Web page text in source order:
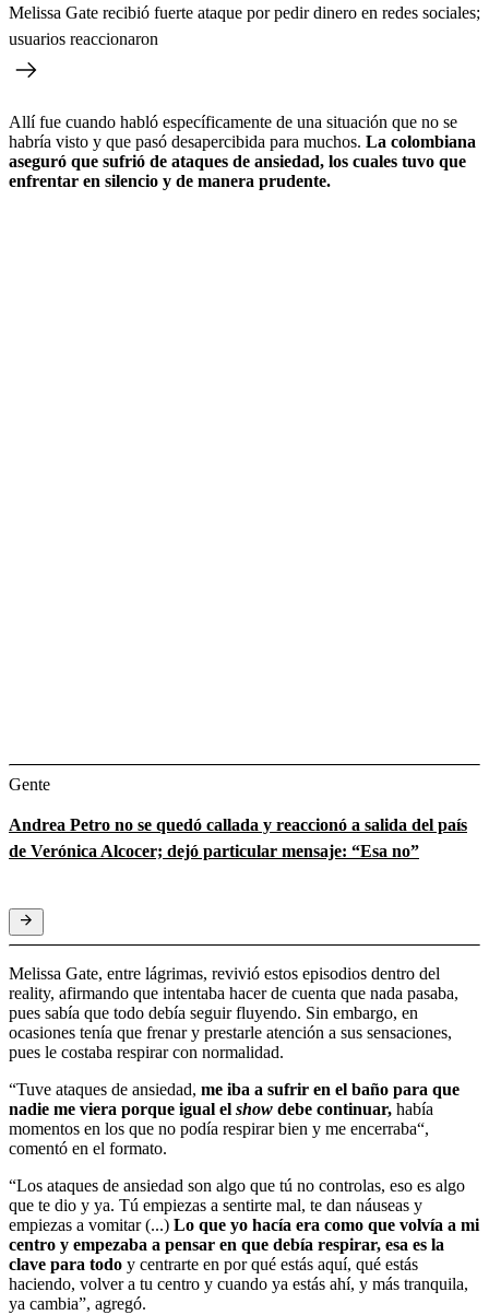
Melissa Gate recibió fuerte ataque por pedir dinero en redes sociales;
usuarios reaccionaron
Allí fue cuando habló específicamente de una situación que no se
habría visto y que pasó desapercibida para muchos. La colombiana
aseguró que sufrió de ataques de ansiedad, los cuales tuvo que
enfrentar en silencio y de manera prudente.
Gente
Andrea Petro no se quedó callada y reaccionó a salida del país
de Verónica Alcocer; dejó particular mensaje: “Esa no”
Melissa Gate, entre lágrimas, revivió estos episodios dentro del
reality, afirmando que intentaba hacer de cuenta que nada pasaba,
pues sabía que todo debía seguir fluyendo. Sin embargo, en
ocasiones tenía que frenar y prestarle atención a sus sensaciones,
pues le costaba respirar con normalidad.
“Tuve ataques de ansiedad, me iba a sufrir en el baño para que
nadie me viera porque igual el show debe continuar, había
momentos en los que no podía respirar bien y me encerraba“,
comentó en el formato.
“Los ataques de ansiedad son algo que tú no controlas, eso es algo
que te dio y ya. Tú empiezas a sentirte mal, te dan náuseas y
empiezas a vomitar (...) Lo que yo hacía era como que volvía a mi
centro y empezaba a pensar en que debía respirar, esa es la
clave para todo y centrarte en por qué estás aquí, qué estás
haciendo, volver a tu centro y cuando ya estás ahí, y más tranquila,
ya cambia”, agregó.